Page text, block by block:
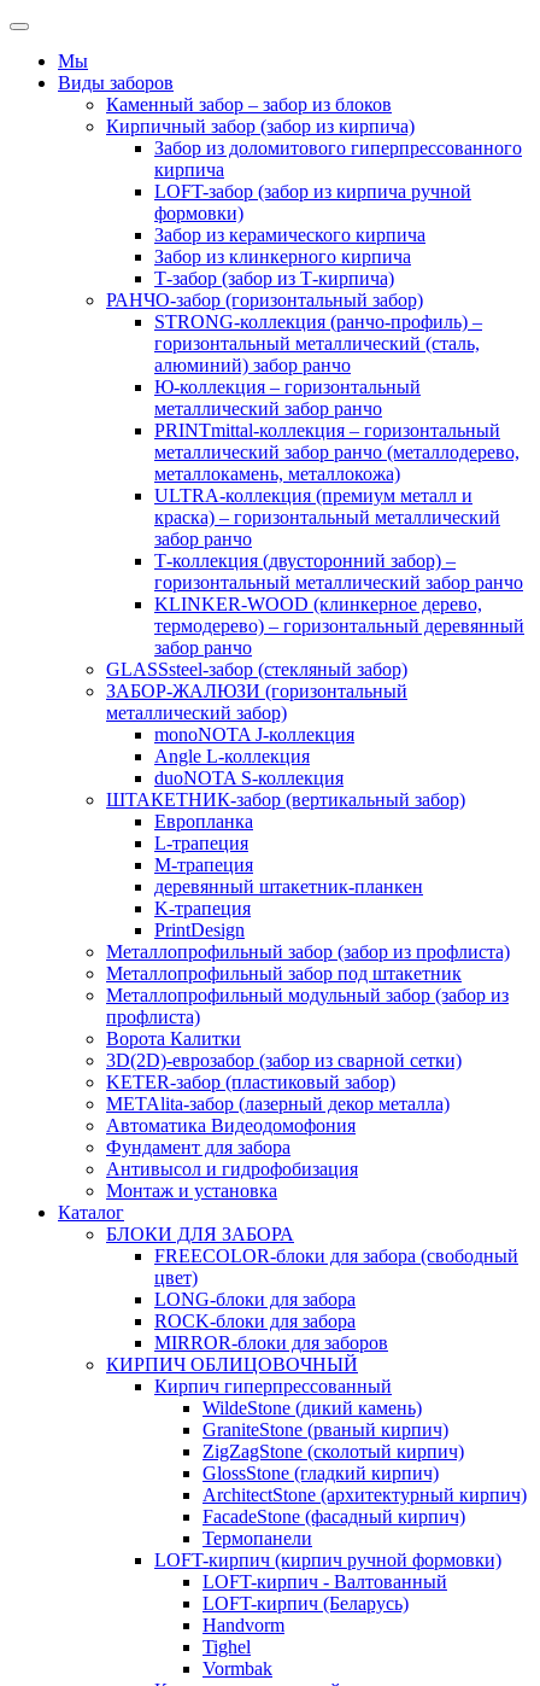
Мы
Виды заборов
Каменный забор – забор из блоков
Кирпичный забор (забор из кирпича)
Забор из доломитового гиперпрессованного
кирпича
LOFT-забор (забор из кирпича ручной
формовки)
Забор из керамического кирпича
Забор из клинкерного кирпича
Т-забор (забор из Т-кирпича)
РАНЧО-забор (горизонтальный забор)
STRONG-коллекция (ранчо-профиль) –
горизонтальный металлический (сталь,
алюминий) забор ранчо
Ю-коллекция – горизонтальный
металлический забор ранчо
PRINTmittal-коллекция – горизонтальный
металлический забор ранчо (металлодерево,
металлокамень, металлокожа)
ULTRA-коллекция (премиум металл и
краска) – горизонтальный металлический
забор ранчо
Т-коллекция (двусторонний забор) –
горизонтальный металлический забор ранчо
KLINKER-WOOD (клинкерное дерево,
термодерево) – горизонтальный деревянный
забор ранчо
GLASSsteel-забор (стекляный забор)
ЗАБОР-ЖАЛЮЗИ (горизонтальный
металлический забор)
monoNOTA J-коллекция
Angle L-коллекция
duoNOTA S-коллекция
ШТАКЕТНИК-забор (вертикальный забор)
Европланка
L-трапеция
M-трапеция
деревянный штакетник-планкен
K-трапеция
PrintDesign
Металлопрофильный забор (забор из профлиста)
Металлопрофильный забор под штакетник
Металлопрофильный модульный забор (забор из
профлиста)
Ворота Калитки
3D(2D)-еврозабор (забор из сварной сетки)
KETER-забор (пластиковый забор)
METAlita-забор (лaзерный декор металла)
Автоматика Видеодомофония
Фундамент для забора
Антивысол и гидрофобизация
Монтаж и установка
Каталог
БЛОКИ ДЛЯ ЗАБОРА
FREECOLOR-блоки для забора (свободный
цвет)
LONG-блоки для забора
ROCK-блоки для забора
MIRROR-блоки для заборов
КИРПИЧ ОБЛИЦОВОЧНЫЙ
Кирпич гиперпрессованный
WildeStone (дикий камень)
GraniteStone (рваный кирпич)
ZigZagStone (сколотый кирпич)
GlossStone (гладкий кирпич)
ArchitectStone (архитектурный кирпич)
FacadeStone (фасадный кирпич)
Термопанели
LOFT-кирпич (кирпич ручной формовки)
LOFT-кирпич - Валтованный
LOFT-кирпич (Беларусь)
Handvorm
Tighel
Vormbak